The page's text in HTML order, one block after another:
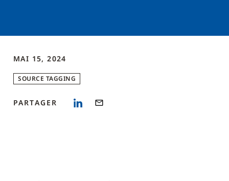
MAI 15, 2024
SOURCE TAGGING
PARTAGER